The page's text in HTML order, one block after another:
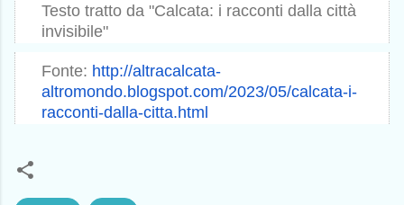
Testo tratto da "Calcata: i racconti dalla città
invisibile"
Fonte: http://altracalcata-
altromondo.blogspot.com/2023/05/calcata-i-
racconti-dalla-citta.html